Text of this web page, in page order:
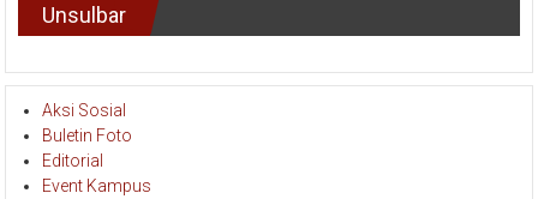
Unsulbar
Aksi Sosial
Buletin Foto
Editorial
Event Kampus